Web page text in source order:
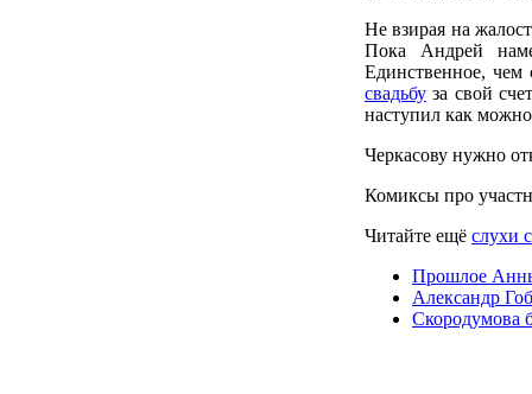
Не взирая на
Пока Андрей
Единственное, чем
свадьбу за свой
наступил как можно
Черкасову нужно
Комиксы про
Читайте ещё слухи
Прошлое Анны
Александр
Скородумова